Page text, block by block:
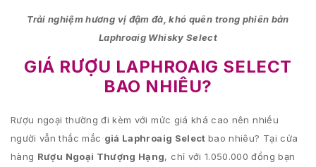
Trải nghiệm hương vị đậm đà, khó quên trong phiên bản
Laphroaig Whisky Select
GIÁ RƯỢU LAPHROAIG SELECT
BAO NHIÊU?
Rượu ngoại thường đi kèm với mức giá khá cao nên nhiều
người vẫn thắc mắc giá Laphroaig Selectbao nhiêu? Tại cửa
hàng Rượu Ngoại Thượng Hạng, chỉ với 1.050.000 đồng bạn